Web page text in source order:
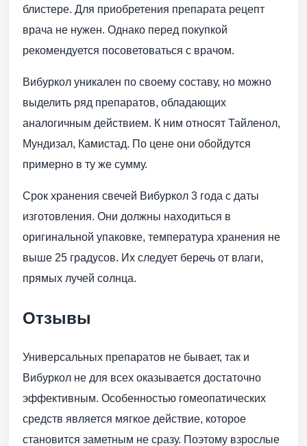
блистере. Для приобретения препарата рецепт
врача не нужен. Однако перед покупкой
рекомендуется посоветоваться с врачом.
Вибуркол уникален по своему составу, но можно
выделить ряд препаратов, обладающих
аналогичным действием. К ним относят Тайленол,
Мундизал, Камистад. По цене они обойдутся
примерно в ту же сумму.
Срок хранения свечей Вибуркол 3 года с даты
изготовления. Они должны находиться в
оригинальной упаковке, температура хранения не
выше 25 градусов. Их следует беречь от влаги,
прямых лучей солнца.
Отзывы
Универсальных препаратов не бывает, так и
Вибуркол не для всех оказывается достаточно
эффективным. Особенностью гомеопатических
средств является мягкое действие, которое
становится заметным не сразу. Поэтому взрослые